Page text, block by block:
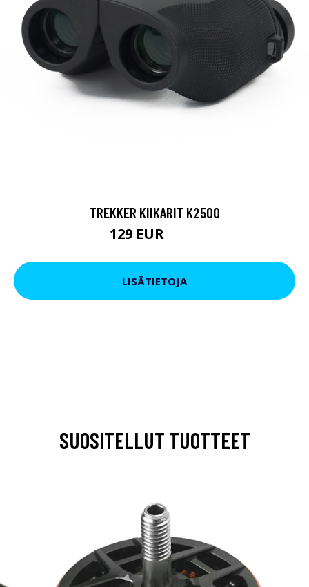
TREKKER KIIKARIT K2500
129 EUR
LISÄTIETOJA
SUOSITELLUT TUOTTEET